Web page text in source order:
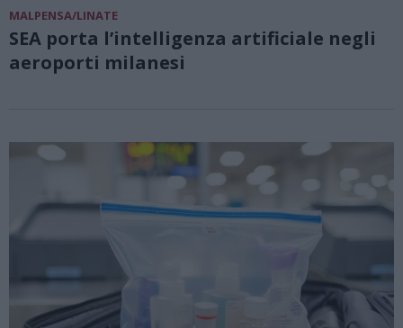
MALPENSA/LINATE
SEA porta l’intelligenza artificiale negli
aeroporti milanesi